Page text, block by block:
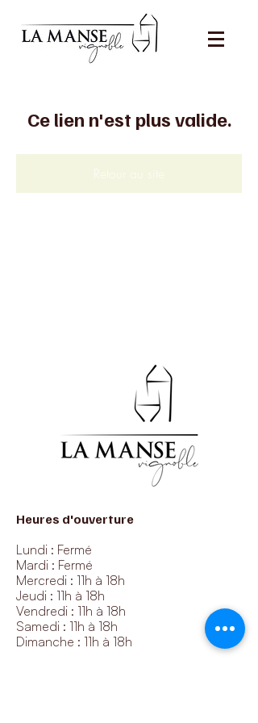
Ce lien n'est plus valide.
Retour au site
Heures d'ouverture
Lundi : Fermé
Mardi : Fermé
Mercredi : 11h à 18h
Jeudi : 11h à 18h
Vendredi : 11h à 18h
Samedi : 11h à 18h
Dimanche : 11h à 18h